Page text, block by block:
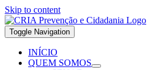
Skip to content
Toggle Navigation
INÍCIO
QUEM SOMOS